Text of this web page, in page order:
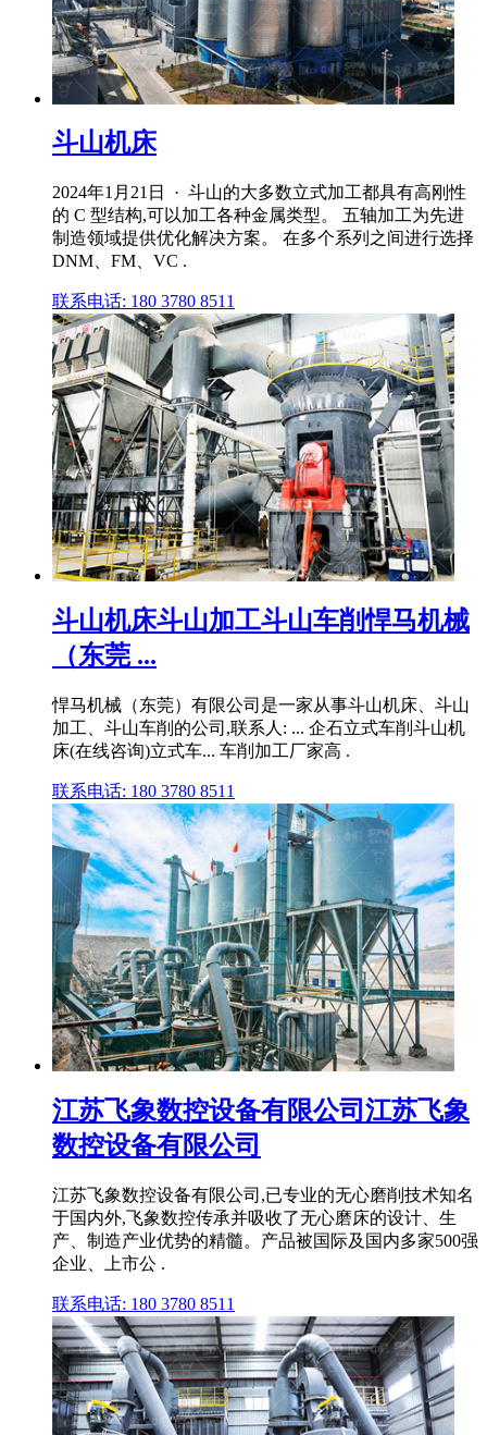
斗山机床
2024年1月21日 · 斗山的大多数立式加工都具有高刚性
的 C 型结构,可以加工各种金属类型。 五轴加工为先进
制造领域提供优化解决方案。 在多个系列之间进行选择
DNM、FM、VC .
联系电话: 180 3780 8511
斗山机床斗山加工斗山车削悍马机械
（东莞 ...
悍马机械（东莞）有限公司是一家从事斗山机床、斗山
加工、斗山车削的公司,联系人: ... 企石立式车削斗山机
床(在线咨询)立式车... 车削加工厂家高 .
联系电话: 180 3780 8511
江苏飞象数控设备有限公司江苏飞象
数控设备有限公司
江苏飞象数控设备有限公司,已专业的无心磨削技术知名
于国内外,飞象数控传承并吸收了无心磨床的设计、生
产、制造产业优势的精髓。产品被国际及国内多家500强
企业、上市公 .
联系电话: 180 3780 8511